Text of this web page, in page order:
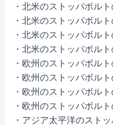
・北米のストッパボル
・北米のストッパボル
・北米のストッパボル
・北米のストッパボル
・欧州のストッパボル
・欧州のストッパボル
・欧州のストッパボル
・欧州のストッパボル
・アジア太平洋のスト